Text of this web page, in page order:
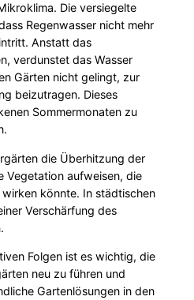
Die versiegelte
Regenwasser nicht mehr
Anstatt das
verdunstet das Wasser
Gärten nicht gelingt, zur
beizutragen. Dieses
Sommermonaten zu
die Überhitzung der
Vegetation aufweisen, die
könnte. In städtischen
Verschärfung des
Folgen ist es wichtig, die
neu zu führen und
Gartenlösungen in den